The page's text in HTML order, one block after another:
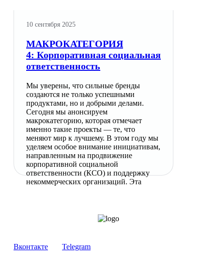
10 сентября 2025
МАКРОКАТЕГОРИЯ
4: Корпоративная социальная
ответственность
Мы уверены, что сильные бренды
создаются не только успешными
продуктами, но и добрыми делами.
Сегодня мы анонсируем
макрокатегорию, которая отмечает
именно такие проекты — те, что
меняют мир к лучшему. В этом году мы
уделяем особое внимание инициативам,
направленным на продвижение
корпоративной социальной
ответственности (КСО) и поддержку
некоммерческих организаций. Эта
Вконтакте Telegram